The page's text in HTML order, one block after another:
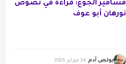
مسامير الجوع: قراءة في نصوص
نورهان أبو عوف
بولص آدم 24 فبراير 2026